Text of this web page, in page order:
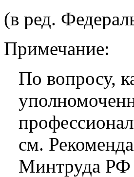
(в ред.
Примечание:
По вопросу,
см.
Минтруда РФ